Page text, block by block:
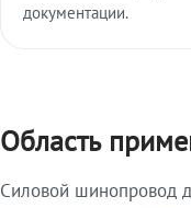
документации.
Область
Силовой шинопровод